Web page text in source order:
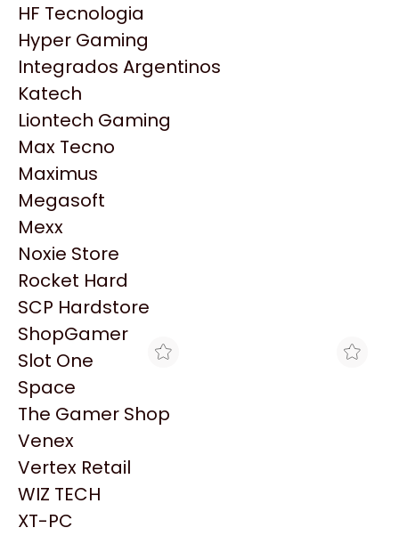
INNO3D
Intel
Kingston
Lenovo
Logitech
MSI
NVIDIA GeForce
NZXT
PNY
Palit
Philips
PowerColor
Razer
Redragon
Samsung
Sandisk
Sapphire
Seagate
Sentey
Solarmax
HF Tecnologia
Hyper Gaming
Integrados Argentinos
Katech
Liontech Gaming
Max Tecno
Maximus
Megasoft
Mexx
Noxie Store
Rocket Hard
SCP Hardstore
ShopGamer
Slot One
Space
The Gamer Shop
Venex
Vertex Retail
WIZ TECH
XT-PC
Productos
Similares
Explorá más productos similares
THE GAMER SHOP
MOTHERBOARD ASUS
DDR5
$282.971